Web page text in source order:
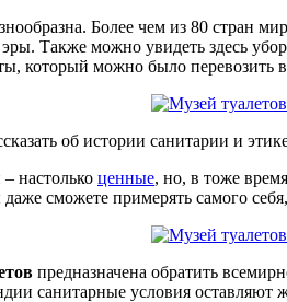
Более чем из 80 стран
Также можно увидеть здесь
который можно было перевозить
об истории санитарии и
настолько ценные, но, в тоже
сможете примерять самого
предназначена обратить
санитарные условия оставляют